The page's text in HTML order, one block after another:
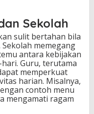
Sekolah
sulit bertahan bila
memegang
antara kebijakan
Guru, terutama
memperkuat
harian. Misalnya,
contoh menu
mengamati ragam